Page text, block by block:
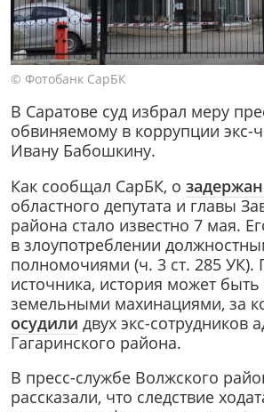
© Фотобанк СарБК
В Саратове суд избрал меру
обвиняемому в коррупции экс-
Ивану Бабошкину.
Как сообщал СарБК, о
областного депутата и главы
района стало известно 7 мая.
в злоупотреблении
полномочиями (ч. 3 ст. 285 УК).
источника, история может быть
земельными махинациями, за
осудили двух экс-сотрудников
Гагаринского района.
В пресс-службе Волжского
рассказали, что следствие